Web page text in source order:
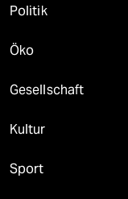
Politik
Öko
Gesellschaft
Kultur
Sport